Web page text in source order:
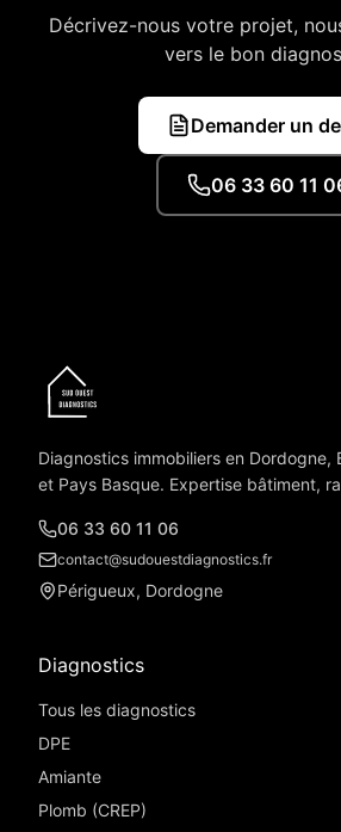
Décrivez-nous votre projet,
vers le bon
Demander un
06 33 60 11
Diagnostics immobiliers en Dordogne,
et Pays Basque. Expertise bâtiment,
06 33 60 11 06
contact@sudouestdiagnostics.fr
Périgueux, Dordogne
Diagnostics
Tous les diagnostics
DPE
Amiante
Plomb (CREP)